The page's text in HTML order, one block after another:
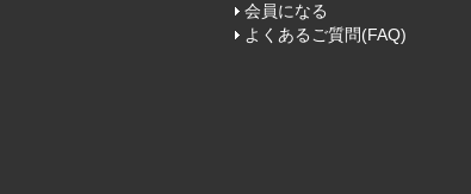
会員になる
よくあるご質問(FAQ)